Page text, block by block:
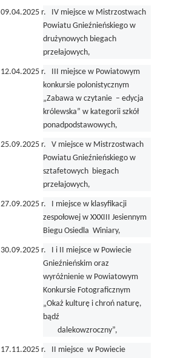
09.04.2025 r. IV miejsce w Mistrzostwach
Powiatu Gnieźnieńskiego w
drużynowych biegach
przełajowych,
12.04.2025 r. III miejsce w Powiatowym
konkursie polonistycznym
„Zabawa w czytanie – edycja
królewska” w kategorii szkół
ponadpodstawowych,
25.09.2025 r. V miejsce w Mistrzostwach
Powiatu Gnieźnieńskiego w
sztafetowych biegach
przełajowych,
27.09.2025 r. I miejsce w klasyfikacji
zespołowej w XXXIII Jesiennym
Biegu Osiedla Winiary,
30.09.2025 r. I i II miejsce w Powiecie
Gnieźnieńskim oraz
wyróżnienie w Powiatowym
Konkursie Fotograficznym
„Okaż kulturę i chroń naturę,
bądź
dalekowzroczny”,
17.11.2025 r. II miejsce w Powiecie